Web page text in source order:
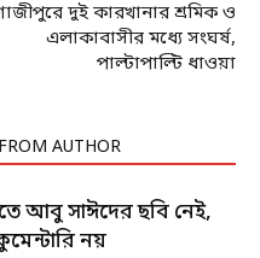
দুই কারখানার শ্রমিক ও
এলাকাবাসীর মধ্যে সংঘর্ষ,
পাল্টাপাল্টি ধাওয়া
AUTHOR
আবু সাঈদের ছবি নেই,
নয়